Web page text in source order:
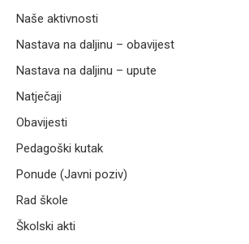
Naše aktivnosti
Nastava na daljinu – obavijest
Nastava na daljinu – upute
Natječaji
Obavijesti
Pedagoški kutak
Ponude (Javni poziv)
Rad škole
Školski akti